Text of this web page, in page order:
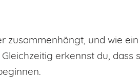
zusammenhängt, und wie
erkennst du,